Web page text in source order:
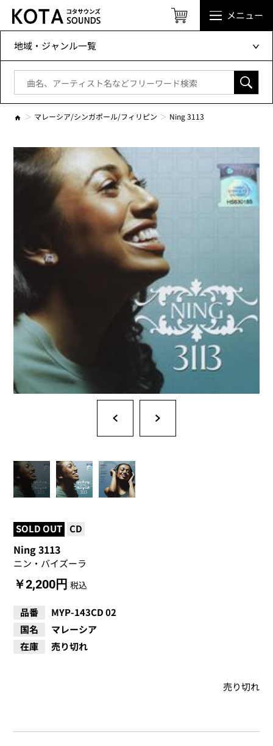
地域・ジャンル一覧
メニュー
マレーシア/シンガポール/フィリピン Ning 3113
SOLD OUT CD
Ning 3113
ニン・バイズーラ
￥2,200円 税込
品番
MYP-143CD 02
国名
マレーシア
在庫
売り切れ
売り切れ